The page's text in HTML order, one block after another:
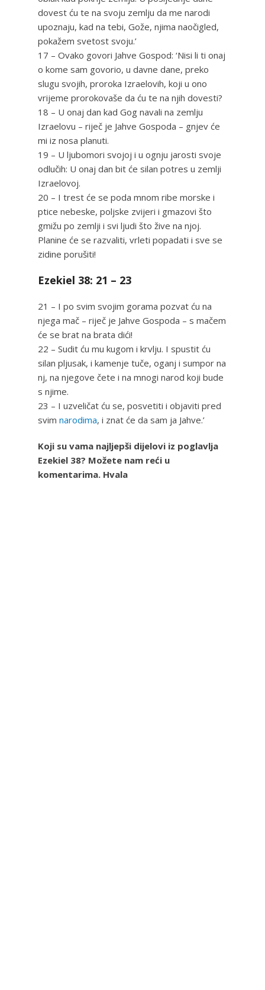
dovest ću te na svoju zemlju da me narodi
upoznaju, kad na tebi, Gože, njima naočigled,
pokažem svetost svoju.’
17 – Ovako govori Jahve Gospod: ‘Nisi li ti onaj
o kome sam govorio, u davne dane, preko
slugu svojih, proroka Izraelovih, koji u ono
vrijeme prorokovaše da ću te na njih dovesti?
18 – U onaj dan kad Gog navali na zemlju
Izraelovu – riječ je Jahve Gospoda – gnjev će
mi iz nosa planuti.
19 – U ljubomori svojoj i u ognju jarosti svoje
odlučih: U onaj dan bit će silan potres u zemlji
Izraelovoj.
20 – I trest će se poda mnom ribe morske i
ptice nebeske, poljske zvijeri i gmazovi što
gmižu po zemlji i svi ljudi što žive na njoj.
Planine će se razvaliti, vrleti popadati i sve se
zidine porušiti!
Ezekiel 38: 21 – 23
21 – I po svim svojim gorama pozvat ću na
njega mač – riječ je Jahve Gospoda – s mačem
će se brat na brata dići!
22 – Sudit ću mu kugom i krvlju. I spustit ću
silan pljusak, i kamenje tuče, oganj i sumpor na
nj, na njegove čete i na mnogi narod koji bude
s njime.
23 – I uzveličat ću se, posvetiti i objaviti pred
svim narodima, i znat će da sam ja Jahve.’
Koji su vama najljepši dijelovi iz poglavlja
Ezekiel 38? Možete nam reći u
komentarima. Hvala